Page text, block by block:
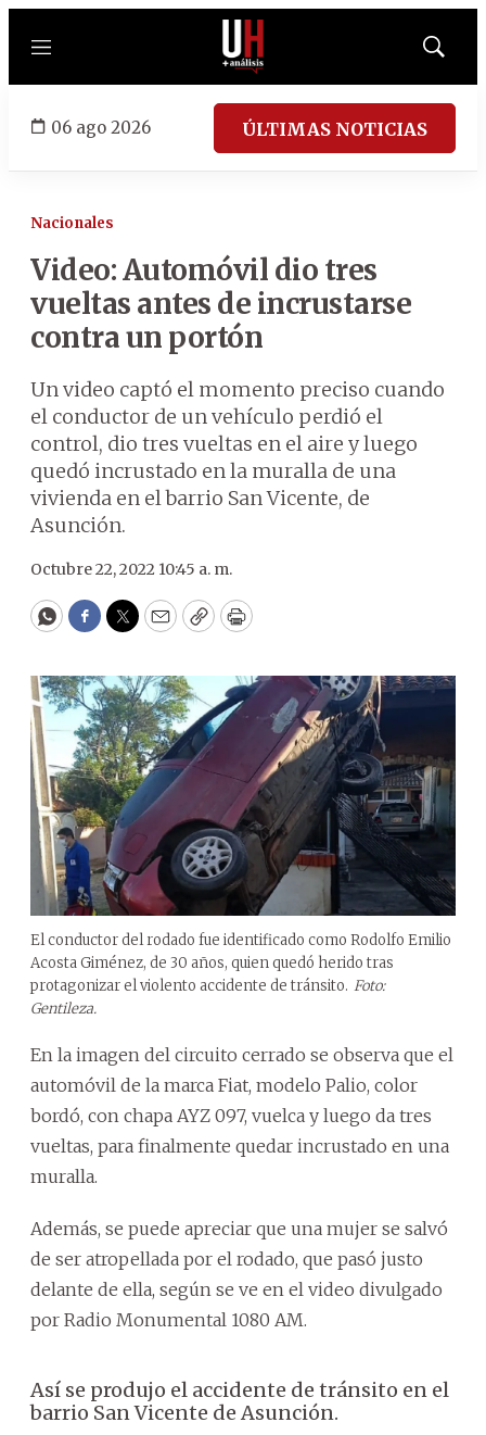
Menú
Mostrar
06 ago 2026 ÚLTIMAS NOTICIAS
Nacionales
Video: Automóvil dio tres
vueltas antes de incrustarse
contra un portón
Un video captó el momento preciso cuando
el conductor de un vehículo perdió el
control, dio tres vueltas en el aire y luego
quedó incrustado en la muralla de una
vivienda en el barrio San Vicente, de
Asunción.
Octubre 22, 2022 10:45 a. m.
WhatsApp
Facebook
Twitter
EmailCopyPrint
El conductor del rodado fue identificado como Rodolfo Emilio
Acosta Giménez, de 30 años, quien quedó herido tras
protagonizar el violento accidente de tránsito. Foto:
Gentileza.
En la imagen del circuito cerrado se observa que el
automóvil de la marca Fiat, modelo Palio, color
bordó, con chapa AYZ 097, vuelca y luego da tres
vueltas, para finalmente quedar incrustado en una
muralla.
Además, se puede apreciar que una mujer se salvó
de ser atropellada por el rodado, que pasó justo
delante de ella, según se ve en el video divulgado
por Radio Monumental 1080 AM.
Así se produjo el accidente de tránsito en el
barrio San Vicente de Asunción.